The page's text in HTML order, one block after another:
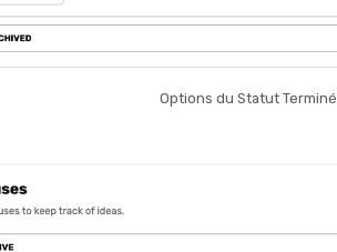
Options du Statut Terminé